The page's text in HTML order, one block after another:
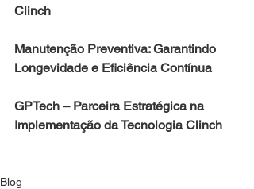
Clinch
Manutenção Preventiva: Garantindo
Longevidade e Eficiência Contínua
GPTech – Parceira Estratégica na
Implementação da Tecnologia Clinch
Blog